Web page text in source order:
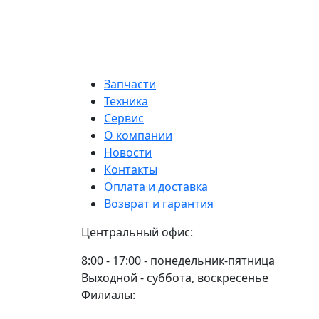
Запчасти
Техника
Сервис
О компании
Новости
Контакты
Оплата и доставка
Возврат и гарантия
Центральный офис:
8:00 - 17:00 - понедельник-пятница
Выходной - суббота, воскресенье
Филиалы: